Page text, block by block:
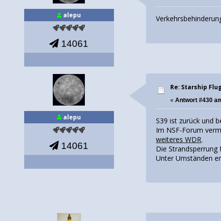
alepu
14061
alepu
14061
Re: Starship
«Antwort #430
S39 ist zurück und
Im NSF-Forum
weiteres WDR.
Die
Unter Umständen